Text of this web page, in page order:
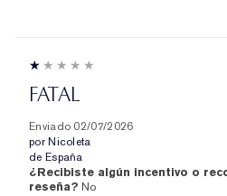
FATAL
Enviado 02/07/2026
por Nicoleta
de España
¿Recibiste algún incentivo o
reseña? No